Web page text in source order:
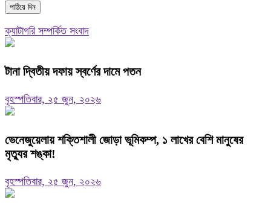
ক্যাটাগরি সম্পর্কিত সংবাদ
টানা দ্বিতীয় দফায় স্বর্ণের দামে পতন
বৃহস্পতিবার, ২৫ জুন, ২০২৬
ভেনেজুয়েলায় শক্তিশালী জোড়া ভূমিকম্প, ১ লাখের বেশি মানুষের
মৃত্যুর শঙ্কা!
বৃহস্পতিবার, ২৫ জুন, ২০২৬